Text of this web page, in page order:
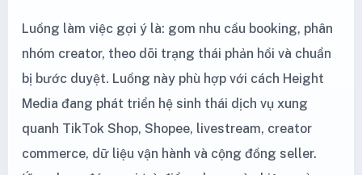
Luồng làm việc gợi ý là: gom nhu cầu booking, phân
nhóm creator, theo dõi trạng thái phản hồi và chuẩn
bị bước duyệt. Luồng này phù hợp với cách Height
Media đang phát triển hệ sinh thái dịch vụ xung
quanh TikTok Shop, Shopee, livestream, creator
commerce, dữ liệu vận hành và cộng đồng seller.